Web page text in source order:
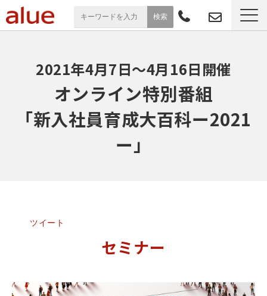
導入事例
お役立ち情報
セミナー
2021年4月7日～4月16日開催
オンライン特別番組
「新入社員育成大百科ー2021
ー」
ツイート
セミナー